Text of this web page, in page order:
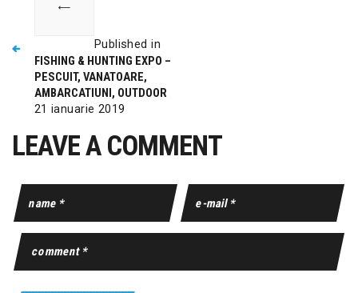
Published in
FISHING & HUNTING EXPO –
PESCUIT, VANATOARE,
AMBARCATIUNI, OUTDOOR
21 ianuarie 2019
LEAVE A COMMENT